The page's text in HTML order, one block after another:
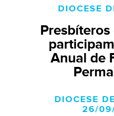
DIOCESE
Anual de
DIOCESE
26/